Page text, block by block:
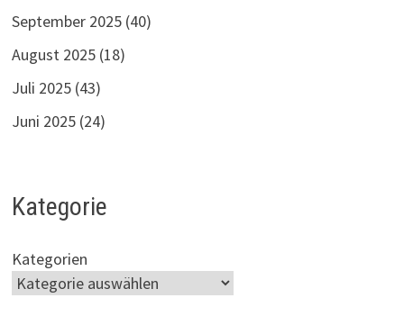
September 2025 (40)
August 2025 (18)
Juli 2025 (43)
Juni 2025 (24)
Kategorie
Kategorien